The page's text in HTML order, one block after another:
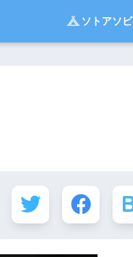
ソトアソビ